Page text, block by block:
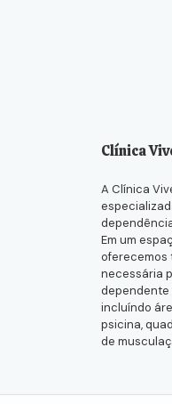
Clínica
A Clínica
Em um
oferecemos
necessária
dependente
incluíndo
psicina,
de